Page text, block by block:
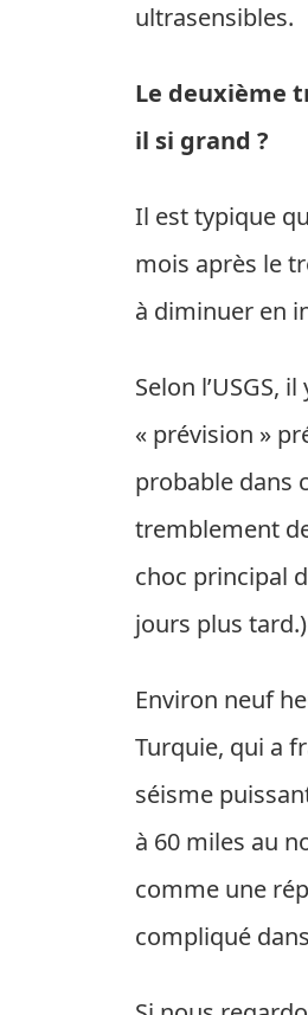
ultrasensibles.
Le deuxième
il si grand ?
Il est typique
mois après le
à diminuer en
Selon l’USGS,
« prévision »
probable dans
tremblement
choc principal
jours plus tard.)
Environ neuf
Turquie, qui a
séisme
à 60 miles au
comme une
compliqué